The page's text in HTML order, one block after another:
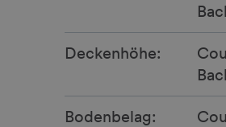
Deckenhöhe:
Bodenbelag: